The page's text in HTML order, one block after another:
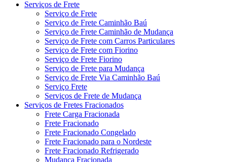
Serviços de Frete
Serviço de Frete
Serviço de Frete Caminhão Baú
Serviço de Frete Caminhão de Mudança
Serviço de Frete com Carros Particulares
Serviço de Frete com Fiorino
Serviço de Frete Fiorino
Serviço de Frete para Mudança
Serviço de Frete Via Caminhão Baú
Serviço Frete
Serviços de Frete de Mudança
Serviços de Fretes Fracionados
Frete Carga Fracionada
Frete Fracionado
Frete Fracionado Congelado
Frete Fracionado para o Nordeste
Frete Fracionado Refrigerado
Mudança Fracionada